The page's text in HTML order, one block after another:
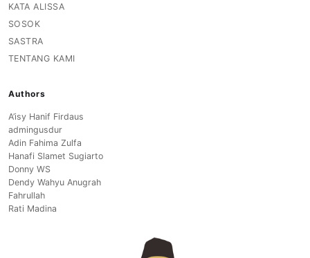
KATA ALISSA
SOSOK
SASTRA
TENTANG KAMI
Authors
A’isy Hanif Firdaus
admingusdur
Adin Fahima Zulfa
Hanafi Slamet Sugiarto
Donny WS
Dendy Wahyu Anugrah
Fahrullah
Rati Madina